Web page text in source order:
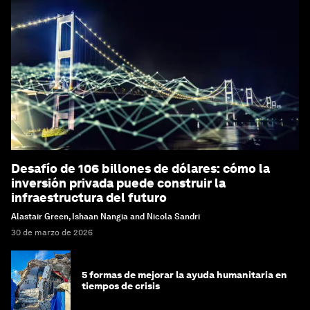
Desafío de 106 billones de dólares: cómo la
inversión privada puede construir la
infraestructura del futuro
Alastair Green, Ishaan Nangia and Nicola Sandri
30 de marzo de 2026
5 formas de mejorar la ayuda humanitaria en
tiempos de crisis